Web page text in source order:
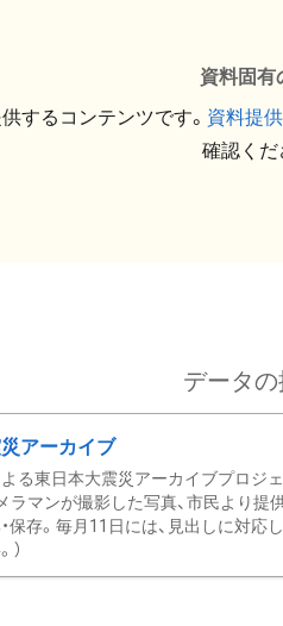
資料固有
するコンテンツです。 資料提
確認くだ
データ
アーカイブ
る東日本大震災アーカイブプロジ
ラマンが撮影した写真、市民より
保存。毎月11日には、見出しに対応
）